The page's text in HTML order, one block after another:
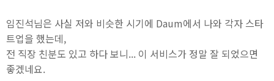
임진석님은 사실 저와 비슷한 시기에 Daum에서 나와 각자 스타
트업을 했는데,
전 직장 친분도 있고 하다 보니... 이 서비스가 정말 잘 되었으면
좋겠네요.